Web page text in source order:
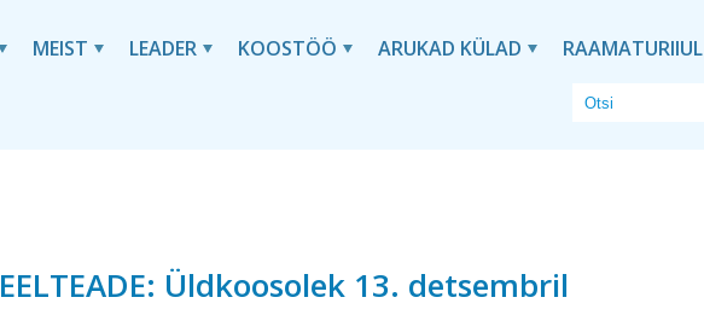
MEIST LEADER KOOSTÖÖ ARUKAD KÜLAD RAAMATURIIUL
EELTEADE: Üldkoosolek 13. detsembril